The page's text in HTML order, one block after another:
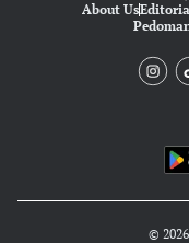
About Us
©